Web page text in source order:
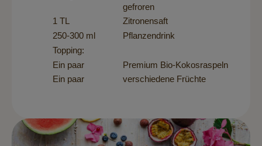
gefroren
1 TL
Zitronensaft
250-300 ml
Pflanzendrink
Topping:
Ein paar
Premium Bio-Kokosraspeln
Ein paar
verschiedene Früchte